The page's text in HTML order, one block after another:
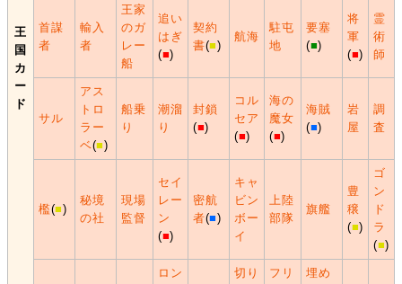
王
国
カ
ー
ド
首謀
者
輸入
者
王家
のガ
レー
船
追い
はぎ
(■)
契約
書(■)
航海
駐屯
地
要塞
(■)
将
軍
(■)
霊
術
師
サル
アス
トロ
ラー
ベ(■)
船乗
り
潮溜
り
封鎖
(■)
コル
セア
(■)
海の
魔女
(■)
海賊
(■)
岩
屋
調
査
檻(■)
秘境
の社
現場
監督
セイ
レー
ン
(■)
密航
者(■)
キャ
ビン
ボー
イ
上陸
部隊
旗艦
豊
穣
(■)
ゴ
ン
ド
ラ
(■)
ロン
切り
フリ
埋め